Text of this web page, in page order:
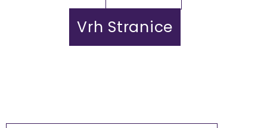
Vrh Stranice